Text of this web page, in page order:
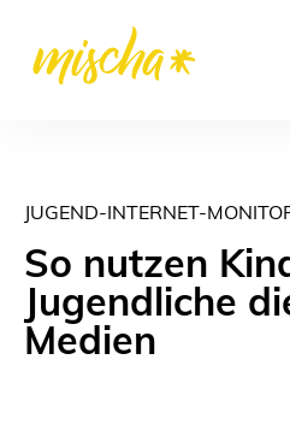
JUGEND-INTERNET-
So nutzen
Jugendliche
Medien